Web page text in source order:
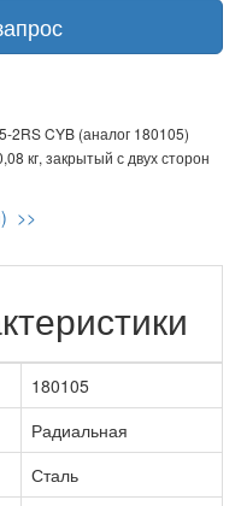
CYB (аналог 180105)
кг, закрытый с двух сторон
>>
180105
Радиальная
Сталь